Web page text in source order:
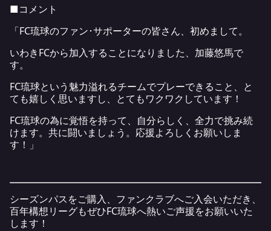
■コメント
「FC琉球のファン･サポーターの皆さん、初めまして。
いわきFCから加入することになりました、加藤悠馬で
す。
FC琉球という魅力溢れるチームでプレーできること、と
ても嬉しく思いますし、とてもワクワクしています！
FC琉球の為に覚悟を持って、自分らしく、全力で挑み続
けます。共に闘いましょう。応援よろしくお願いしま
す！」
シーズンパスをご購入、ファンクラブへご入会いただき、
百年構想リーグもぜひFC琉球へ熱いご声援をお願いいた
します！